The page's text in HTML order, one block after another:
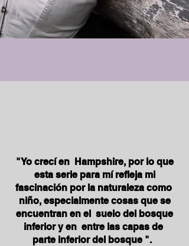
"Yo crecí en Hampshire, por lo que
esta serie para mí refleja mi
fascinación por la naturaleza como
niño, especialmente cosas que se
encuentran en el suelo del bosque
inferior y en entre las capas de
parte inferior del bosque ".